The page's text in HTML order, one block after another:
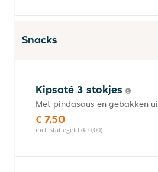
Snacks
Kipsaté 3 stokjes
Met pindasaus en gebakken ui
€ 7,50
incl. statiegeld (€ 0,00)